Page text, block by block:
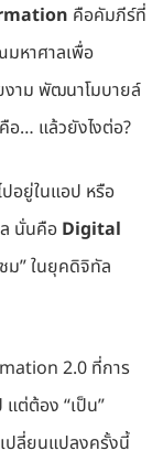
คือคัมภีร์ที่
หาศาลเพื่อ
งาม พัฒนาโมบายล์
อ… แล้วยังไงต่อ?
อยู่ในแอป หรือ
นั่นคือ Digital
ม” ในยุคดิจิทัล
2.0 ที่การ
ต่ต้อง “เป็น”
ปลี่ยนแปลงครั้งนี้